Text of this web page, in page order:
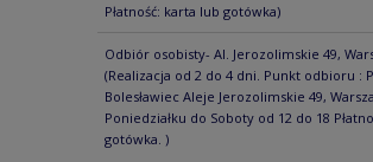
Płatność: karta lub gotówka)
Odbiór osobisty- Al. Jerozolimskie 49,
(Realizacja od 2 do 4 dni. Punkt odbioru :
Bolesławiec Aleje Jerozolimskie 49,
Poniedziałku do Soboty od 12 do 18
gotówka. )